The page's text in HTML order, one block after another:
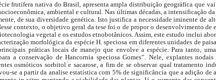
frutífera nativa do Brasil, apresenta ampla distribuição geográfica que
ambiental e cultural. Nas últimas décadas, a intensificação
de sua diversidade genética. Isto justifica a necessidade iminente de
contexto, o objetivo geral da tese foi o de propor o desenvolvimento de
vegetal e os estudos etnobotânicos. Assim, este estudo inclui
morfológica da espécie H. speciosa em diferentesunidades de
práticas locais de manejo que envolve a espécie. Para tanto,
a conservação de Hancornia speciosaGomes”. Nele, explantes
osmóticos sorbitol e sacarose, a fimde se observar qual tratamento
se a partir da analise estatísticacom 5% de significância que a adição de